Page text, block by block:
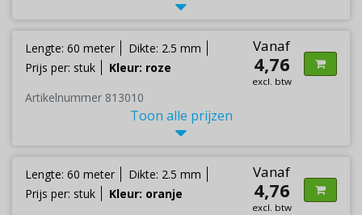
Lengte: 60 meter
Dikte: 2.5 mm
Prijs per: stuk
Kleur: roze
Vanaf
4,76
excl. btw
Artikelnummer 813010
Toon alle prijzen
Lengte: 60 meter
Dikte: 2.5 mm
Prijs per: stuk
Kleur: oranje
Vanaf
4,76
excl. btw